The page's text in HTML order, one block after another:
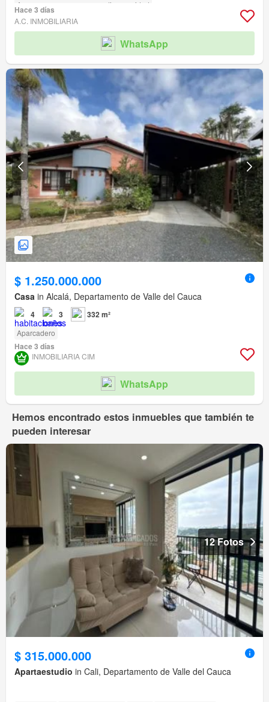
Acceso para personas con discapacidad
Hace 3 días
A.C. INMOBILIARIA
WhatsApp
$ 1.250.000.000
Casa in Alcalá, Departamento de Valle del Cauca
4 3 332 m²
Aparcadero
Hace 3 días
INMOBILIARIA CIM
WhatsApp
Hemos encontrado estos inmuebles que también te
pueden interesar
12 Fotos
$ 315.000.000
Apartaestudio in Cali, Departamento de Valle del Cauca